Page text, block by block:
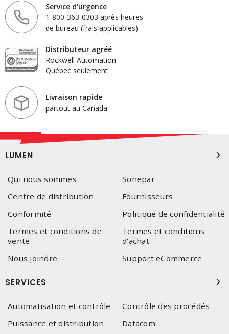
Service d'urgence
1-800-363-0303 après heures
de bureau (frais applicables)
Distributeur agréé
Rockwell Automation
Québec seulement
Livraison rapide
partout au Canada
LUMEN
Qui nous sommes
Sonepar
Centre de distribution
Fournisseurs
Conformité
Politique de confidentialité
Termes et conditions de
vente
Termes et conditions
d'achat
Nous joindre
Support eCommerce
SERVICES
Automatisation et contrôle
Contrôle des procédés
Puissance et distribution
Datacom